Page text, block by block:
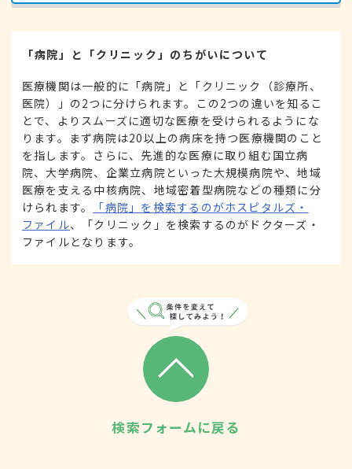
「病院」と「クリニック」のちがいについて
医療機関は一般的に「病院」と「クリニック（診療所、
医院）」の2つに分けられます。この2つの違いを知るこ
とで、よりスムーズに適切な医療を受けられるようにな
ります。まず病院は20以上の病床を持つ医療機関のこと
を指します。さらに、先進的な医療に取り組む国立病
院、大学病院、企業立病院といった大規模病院や、地域
医療を支える中核病院、地域密着型病院などの種類に分
けられます。
「病院」を検索するのがホスピタルズ・
ファイル、「クリニック」を検索するのがドクターズ・
ファイルとなります。
検索フォームに戻る